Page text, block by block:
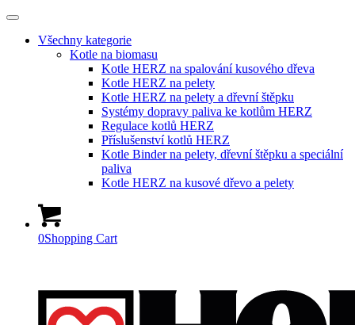
Všechny kategorie
Kotle na biomasu
Kotle HERZ na spalování kusového dřeva
Kotle HERZ na pelety
Kotle HERZ na pelety a dřevní štěpku
Systémy dopravy paliva ke kotlům HERZ
Regulace kotlů HERZ
Příslušenství kotlů HERZ
Kotle Binder na pelety, dřevní štěpku a speciální
paliva
Kotle HERZ na kusové dřevo a pelety
0Shopping Cart